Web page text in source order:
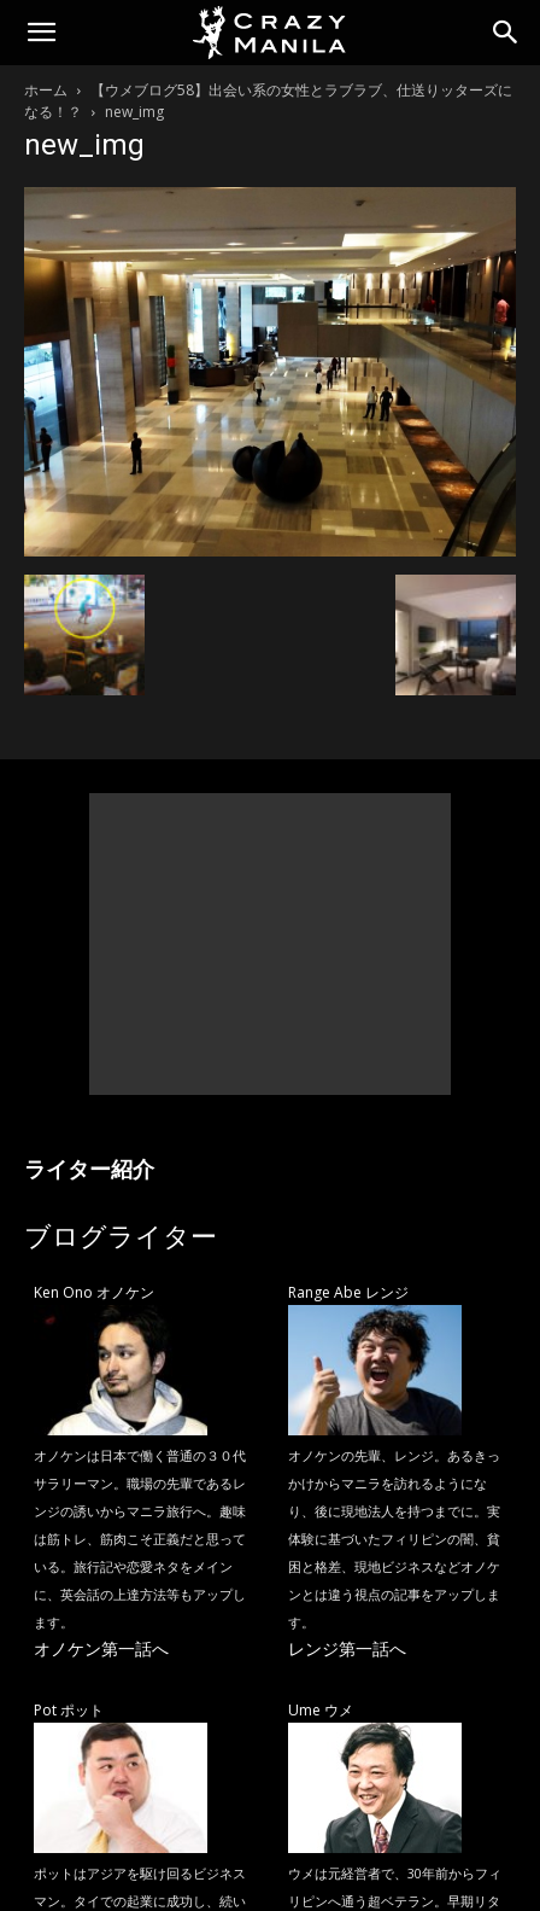
ホーム
【ウメブログ58】出会い系の女性とラブラブ、仕送りッターズに
なる！？
new_img
new_img
ライター紹介
ブログライター
Ken Ono オノケン
オノケンは日本で働く普通の３０代
サラリーマン。職場の先輩であるレ
ンジの誘いからマニラ旅行へ。趣味
は筋トレ、筋肉こそ正義だと思って
いる。旅行記や恋愛ネタをメイン
に、英会話の上達方法等もアップし
ます。
オノケン第一話へ
Range Abe レンジ
オノケンの先輩、レンジ。あるきっ
かけからマニラを訪れるようにな
り、後に現地法人を持つまでに。実
体験に基づいたフィリピンの闇、貧
困と格差、現地ビジネスなどオノケ
ンとは違う視点の記事をアップしま
す。
レンジ第一話へ
Pot ポット
ポットはアジアを駆け回るビジネス
マン。タイでの起業に成功し、続い
Ume ウメ
ウメは元経営者で、30年前からフィ
リピンへ通う超ベテラン。早期リタ